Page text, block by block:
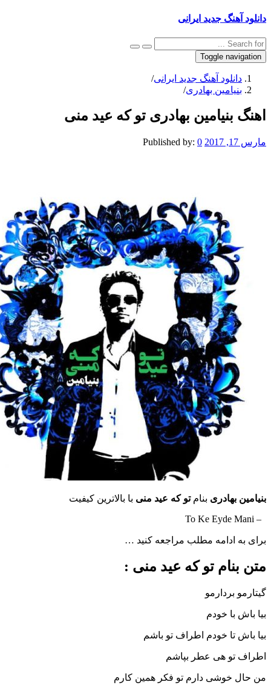
جدید ایرانی
Toggle
آهنگ جدید ایرانی/
بهادری/
بهادری تو که عید منی
Published by: 0
بنامتو که عید منیبا بالاترین کیفیت
ادامه مطلب مراجعه کنید …
تو که عید منی :
خودم
خودم اطراف تو باشم
هی عطر بپاشم
دارم تو فکر همین کارم